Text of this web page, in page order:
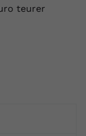
teurer